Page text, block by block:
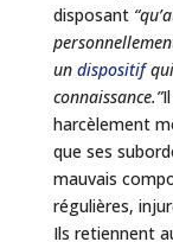
disposant
un dispositifqui
connaissance.”
harcèlement
que ses
mauvais
régulières,
Ils retiennent